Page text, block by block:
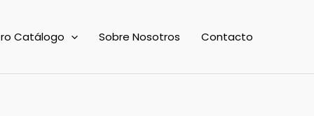
Catálogo Sobre Nosotros Contacto